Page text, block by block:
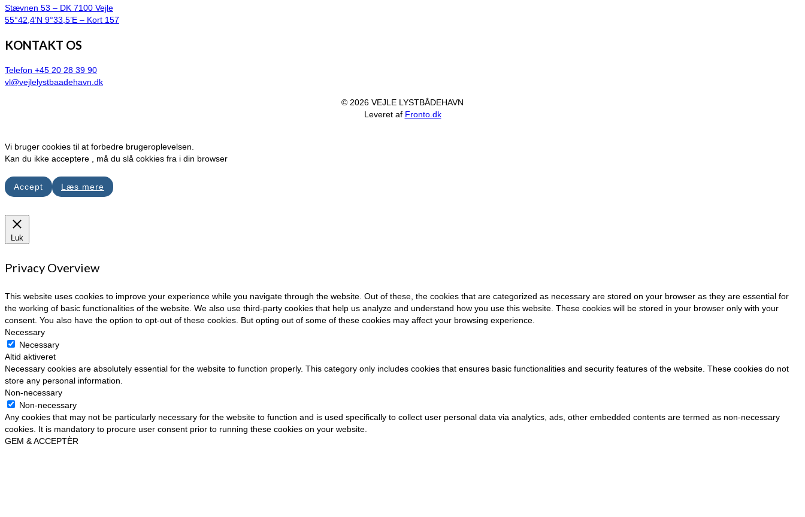
Stævnen 53 – DK 7100 Vejle
55°42,4’N 9°33,5’E – Kort 157
KONTAKT OS
Telefon +45 20 28 39 90
vl@vejlelystbaadehavn.dk
© 2026 VEJLE LYSTBÅDEHAVN
Leveret af Fronto.dk
Vi bruger cookies til at forbedre brugeroplevelsen.
Kan du ikke acceptere , må du slå cokkies fra i din browser
Accept Læs mere
Luk
Privacy Overview
This website uses cookies to improve your experience while you navigate through the website. Out of these, the cookies that are categorized as necessary are stored on your browser as they are essential for
the working of basic functionalities of the website. We also use third-party cookies that help us analyze and understand how you use this website. These cookies will be stored in your browser only with your
consent. You also have the option to opt-out of these cookies. But opting out of some of these cookies may affect your browsing experience.
Necessary
Necessary
Altid aktiveret
Necessary cookies are absolutely essential for the website to function properly. This category only includes cookies that ensures basic functionalities and security features of the website. These cookies do not
store any personal information.
Non-necessary
Non-necessary
Any cookies that may not be particularly necessary for the website to function and is used specifically to collect user personal data via analytics, ads, other embedded contents are termed as non-necessary
cookies. It is mandatory to procure user consent prior to running these cookies on your website.
GEM & ACCEPTÈR